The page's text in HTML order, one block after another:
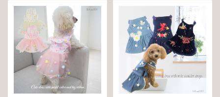
洋服 dog ドッグウェア ドッグウ
エア 女の子 小型犬 おしゃれ か
わいい 可愛い 透け感 コットン
返品交換不可
ウェア おしゃれ かわいい お出
かけ 返品交換不可